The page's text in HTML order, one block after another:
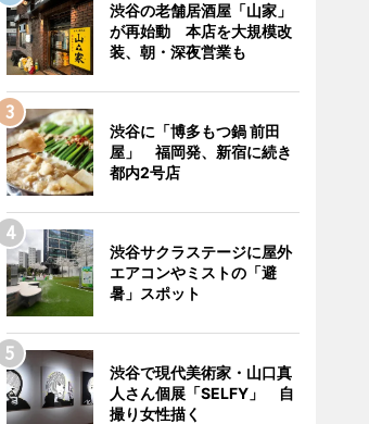
渋谷の老舗居酒屋「山家」
が再始動 本店を大規模改
装、朝・深夜営業も
渋谷に「博多もつ鍋 前田
屋」 福岡発、新宿に続き
都内2号店
渋谷サクラステージに屋外
エアコンやミストの「避
暑」スポット
渋谷で現代美術家・山口真
人さん個展「SELFY」 自
撮り女性描く